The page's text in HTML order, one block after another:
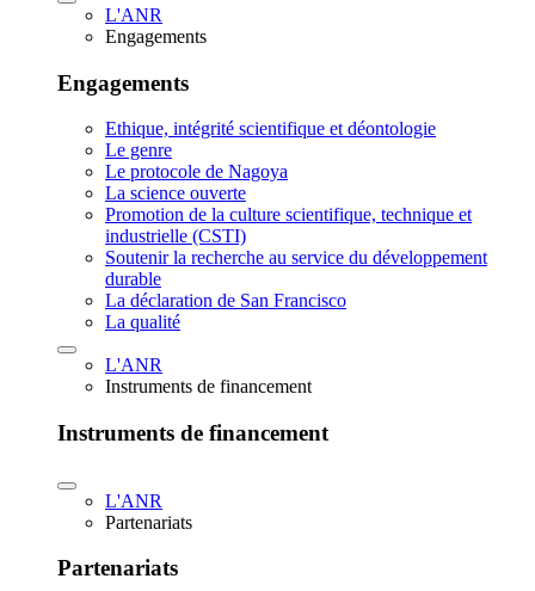
L'ANR
Engagements
Engagements
Ethique, intégrité scientifique et déontologie
Le genre
Le protocole de Nagoya
La science ouverte
Promotion de la culture scientifique, technique et
industrielle (CSTI)
Soutenir la recherche au service du développement
durable
La déclaration de San Francisco
La qualité
L'ANR
Instruments de financement
Instruments de financement
L'ANR
Partenariats
Partenariats